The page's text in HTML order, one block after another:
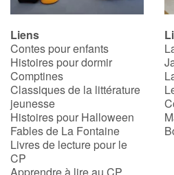
Liens
Contes pour enfants
Histoires pour dormir
Comptines
Classiques de la littérature
jeunesse
Histoires pour Halloween
Fables de La Fontaine
Livres de lecture pour le
CP